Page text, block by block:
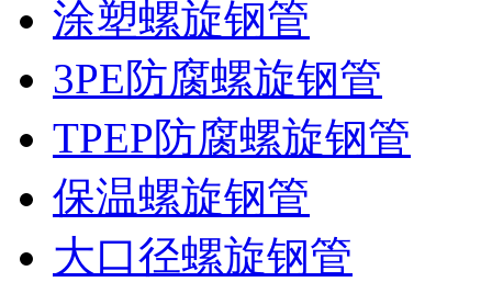
涂塑螺旋钢管
3PE防腐螺旋钢管
TPEP防腐螺旋钢管
保温螺旋钢管
大口径螺旋钢管